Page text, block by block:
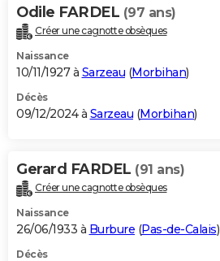
Odile FARDEL (97 ans)
Créer une cagnotte obsèques
Naissance
10/11/1927 à Sarzeau (Morbihan)
Décès
09/12/2024 à Sarzeau (Morbihan)
Gerard FARDEL (91 ans)
Créer une cagnotte obsèques
Naissance
26/06/1933 à Burbure (Pas-de-Calais)
Décès